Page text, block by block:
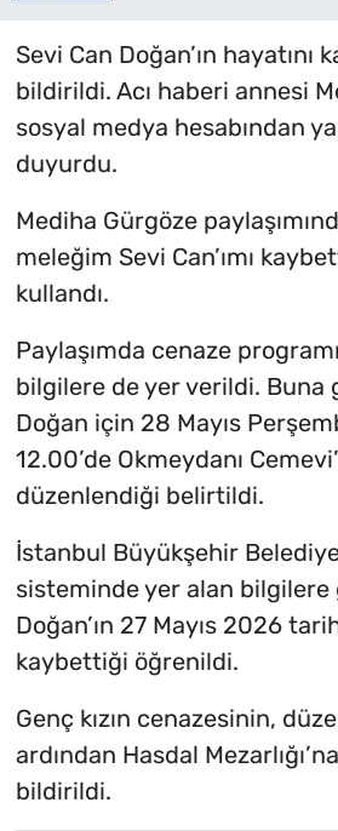
Sevi Can Doğan’ın hayatını
bildirildi. Acı haberi annesi
sosyal medya hesabından
duyurdu.
Mediha Gürgöze
meleğim Sevi Can’ımı
kullandı.
Paylaşımda cenaze
bilgilere de yer verildi. Buna
Doğan için 28 Mayıs
12.00’de Okmeydanı
düzenlendiği belirtildi.
İstanbul Büyükşehir
sisteminde yer alan bilgilere
Doğan’ın 27 Mayıs 2026
kaybettiği öğrenildi.
Genç kızın cenazesinin,
ardından Hasdal
bildirildi.